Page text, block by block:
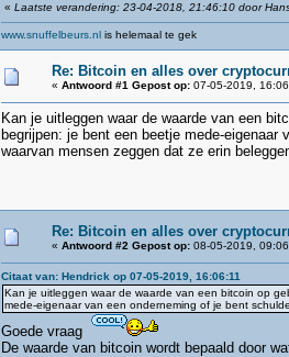
« Laatste verandering: 23-04-2018, 21:46:10 door
www.snuffelbeurs.nlis helemaal te gek
Re: Bitcoin en alles over
« Antwoord #1 Gepost op:07-05-2019,
Kan je uitleggen waar de waarde van een
begrijpen: je bent een beetje mede-
waarvan mensen zeggen dat ze erin
Re: Bitcoin en alles over
« Antwoord #2 Gepost op:08-05-2019,
Citaat van: Hendrick op 07-05-2019, 16:06:11
Kan je uitleggen waar de waarde van een bitcoin op
mede-eigenaar van een onderneming of je bent
Goede vraag
De waarde van bitcoin wordt bepaald door